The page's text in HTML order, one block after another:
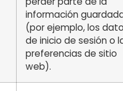
información
(por ejemplo, los
de inicio de sesión o
preferencias de sitio
web).